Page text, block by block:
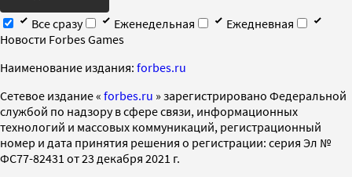
Все сразу
Еженедельная
Ежедневная
Новости Forbes Games
Наименование издания: forbes.ru
Cетевое издание « forbes.ru » зарегистрировано Федеральной
службой по надзору в сфере связи, информационных
технологий и массовых коммуникаций, регистрационный
номер и дата принятия решения о регистрации: серия Эл №
ФС77-82431 от 23 декабря 2021 г.